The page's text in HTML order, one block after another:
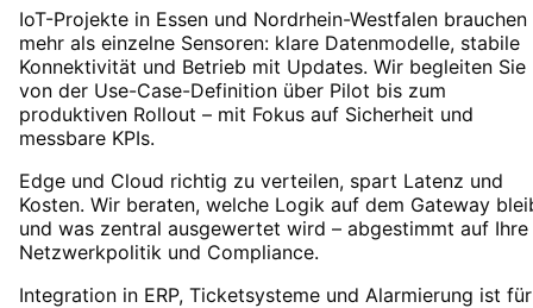
IoT-Projekte in Essen und Nordrhein-Westfalen brauchen
mehr als einzelne Sensoren: klare Datenmodelle, stabile
Konnektivität und Betrieb mit Updates. Wir begleiten Sie
von der Use-Case-Definition über Pilot bis zum
produktiven Rollout – mit Fokus auf Sicherheit und
messbare KPIs.
Edge und Cloud richtig zu verteilen, spart Latenz und
Kosten. Wir beraten, welche Logik auf dem Gateway
und was zentral ausgewertet wird – abgestimmt auf Ihre
Netzwerkpolitik und Compliance.
Integration in ERP, Ticketsysteme und Alarmierung ist für